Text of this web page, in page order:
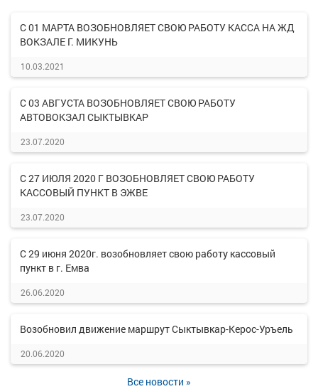
С 01 МАРТА ВОЗОБНОВЛЯЕТ СВОЮ РАБОТУ КАССА НА ЖД
ВОКЗАЛЕ Г. МИКУНЬ
10.03.2021
С 03 АВГУСТА ВОЗОБНОВЛЯЕТ СВОЮ РАБОТУ
АВТОВОКЗАЛ СЫКТЫВКАР
23.07.2020
С 27 ИЮЛЯ 2020 Г ВОЗОБНОВЛЯЕТ СВОЮ РАБОТУ
КАССОВЫЙ ПУНКТ В ЭЖВЕ
23.07.2020
С 29 июня 2020г. возобновляет свою работу кассовый
пункт в г. Емва
26.06.2020
Возобновил движение маршрут Сыктывкар-Керос-Уръель
20.06.2020
Все новости »